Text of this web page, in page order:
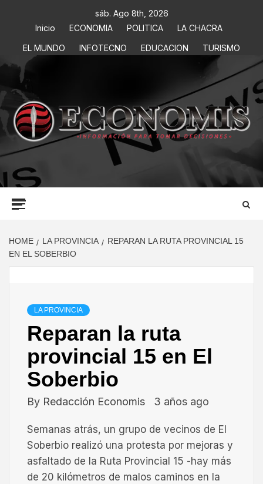
sáb. Ago 8th, 2026
Inicio
ECONOMIA POLITICA
LA CHACRA
EL MUNDO
INFOTECNO EDUCACION TURISMO
ECONOMIS
INFORMACIÓN PARA TOMAR DECISIONES
HOME LA PROVINCIA
REPARAN LA RUTA PROVINCIAL 15
EN EL SOBERBIO
LA PROVINCIA
Reparan la ruta
provincial 15 en El
Soberbio
By Redacción Economis 3 años ago
Semanas atrás, un grupo de vecinos de El
Soberbio realizó una protesta por mejoras y
asfaltado de la Ruta Provincial 15 -hay más
de 20 kilómetros de malos caminos en la